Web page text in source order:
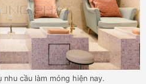
cầu làm móng hiện nay.